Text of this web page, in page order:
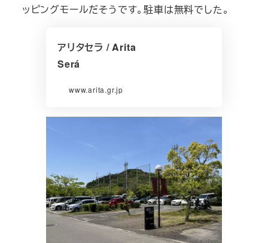
ッピングモールだそうです。駐車は無料でした。
アリタセラ / Arita
Será
www.arita.gr.jp